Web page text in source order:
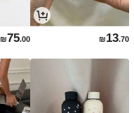
₪13.70
₪75.00